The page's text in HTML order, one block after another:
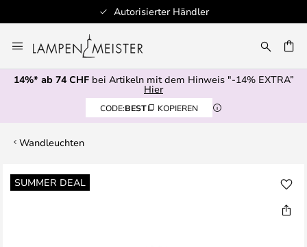
Autorisierter Händler
Inhalt
springen
14%* ab 74 CHFbei Artikeln mit dem Hinweis "-14% EXTRA”
Hier
CODE:BEST KOPIEREN
Wandleuchten
SUMMER DEAL
Zum
Ende